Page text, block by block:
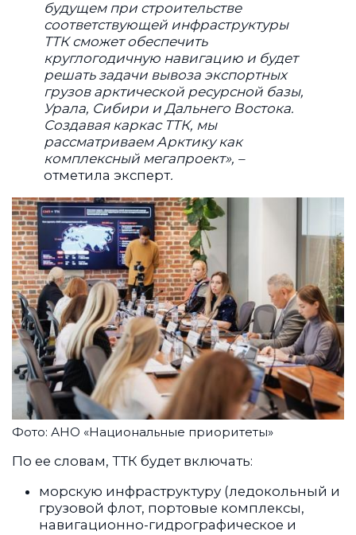
будущем при строительстве
соответствующей инфраструктуры
ТТК сможет обеспечить
круглогодичную навигацию и будет
решать задачи вывоза экспортных
грузов арктической ресурсной базы,
Урала, Сибири и Дальнего Востока.
Создавая каркас ТТК, мы
рассматриваем Арктику как
комплексный мегапроект», –
отметила эксперт.
Фото: АНО «Национальные приоритеты»
По ее словам, ТТК будет включать:
морскую инфраструктуру (ледокольный и
грузовой флот, портовые комплексы,
навигационно-гидрографическое и